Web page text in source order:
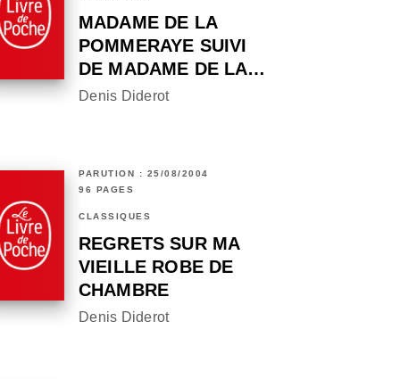
MADAME DE LA
POMMERAYE SUIVI
DE MADAME DE LA…
Denis Diderot
PARUTION : 25/08/2004
96 PAGES
CLASSIQUES
REGRETS SUR MA
VIEILLE ROBE DE
CHAMBRE
Denis Diderot